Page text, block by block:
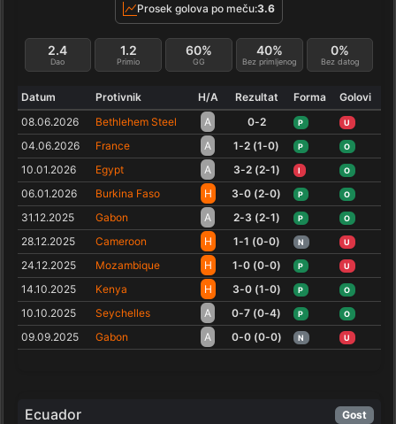
Prosek golova po meču:3.6
Dao
2.4
Primio
1.2
GG
60%
Bez primljenog
40%
Bez datog
0%
Datum Protivnik H/A Rezultat Forma
Golovi
08.06.2026
Bethlehem Steel A 0-2 P U
04.06.2026 France A 1-2 (1-0) P O
10.01.2026 Egypt A 3-2 (2-1) I O
06.01.2026 Burkina Faso H 3-0 (2-0) P O
31.12.2025 Gabon A 2-3 (2-1) P O
28.12.2025 Cameroon H 1-1 (0-0) N U
24.12.2025 Mozambique H 1-0 (0-0) P U
14.10.2025 Kenya H 3-0 (1-0) P O
10.10.2025 Seychelles A 0-7 (0-4) P O
09.09.2025 Gabon A 0-0 (0-0) N U
Ecuador Gost